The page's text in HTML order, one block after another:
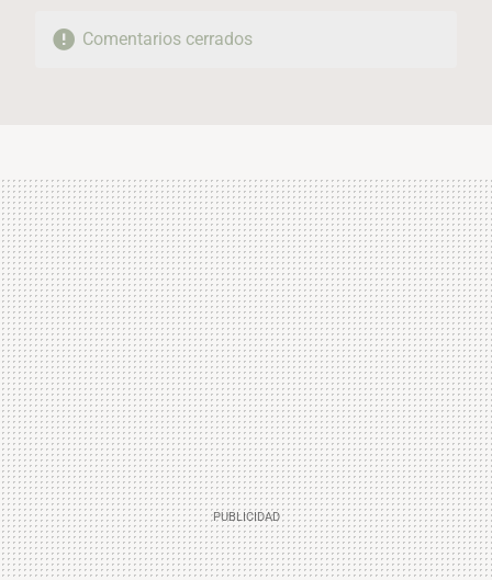
Comentarios cerrados